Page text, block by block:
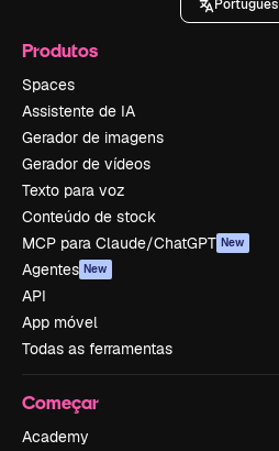
Português
Produtos
Spaces
Assistente de IA
Gerador de imagens
Gerador de vídeos
Texto para voz
Conteúdo de stock
MCP para Claude/ChatGPT New
Agentes New
API
App móvel
Todas as ferramentas
Começar
Academy